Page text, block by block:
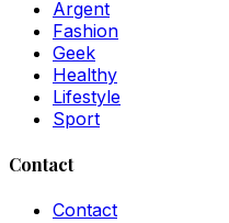
Argent
Fashion
Geek
Healthy
Lifestyle
Sport
Contact
Contact